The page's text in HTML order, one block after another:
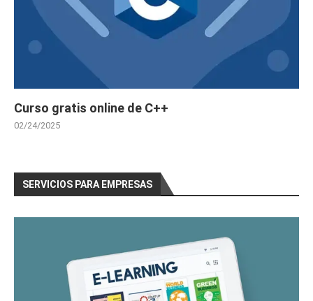
Curso gratis online de C++
02/24/2025
SERVICIOS PARA EMPRESAS